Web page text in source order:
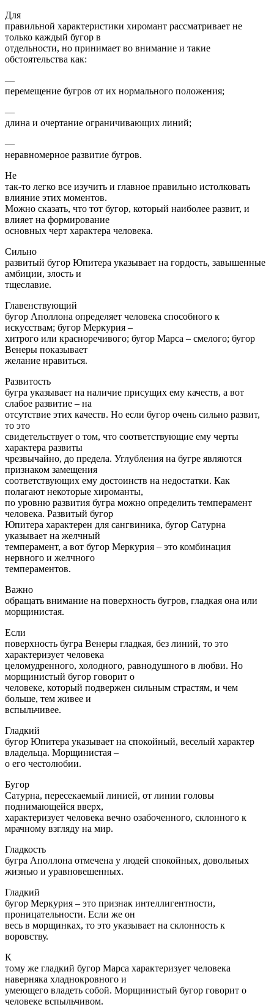
Для
правильной характеристики хиромант рассматривает не
только каждый бугор в
отдельности, но принимает во внимание и такие
обстоятельства как:
—
перемещение бугров от их нормального положения;
—
длина и очертание ограничивающих линий;
—
неравномерное развитие бугров.
Не
так-то легко все изучить и главное правильно истолковать
влияние этих моментов.
Можно сказать, что тот бугор, который наиболее развит, и
влияет на формирование
основных черт характера человека.
Сильно
развитый бугор Юпитера указывает на гордость, завышенные
амбиции, злость и
тщеславие.
Главенствующий
бугор Аполлона определяет человека способного к
искусствам; бугор Меркурия –
хитрого или красноречивого; бугор Марса – смелого; бугор
Венеры показывает
желание нравиться.
Развитость
бугра указывает на наличие присущих ему качеств, а вот
слабое развитие – на
отсутствие этих качеств. Но если бугор очень сильно развит,
то это
свидетельствует о том, что соответствующие ему черты
характера развиты
чрезвычайно, до предела. Углубления на бугре являются
признаком замещения
соответствующих ему достоинств на недостатки. Как
полагают некоторые хироманты,
по уровню развития бугра можно определить темперамент
человека. Развитый бугор
Юпитера характерен для сангвиника, бугор Сатурна
указывает на желчный
темперамент, а вот бугор Меркурия – это комбинация
нервного и желчного
темпераментов.
Важно
обращать внимание на поверхность бугров, гладкая она или
морщинистая.
Если
поверхность бугра Венеры гладкая, без линий, то это
характеризует человека
целомудренного, холодного, равнодушного в любви. Но
морщинистый бугор говорит о
человеке, который подвержен сильным страстям, и чем
больше, тем живее и
вспыльчивее.
Гладкий
бугор Юпитера указывает на спокойный, веселый характер
владельца. Морщинистая –
о его честолюбии.
Бугор
Сатурна, пересекаемый линией, от линии головы
поднимающейся вверх,
характеризует человека вечно озабоченного, склонного к
мрачному взгляду на мир.
Гладкость
бугра Аполлона отмечена у людей спокойных, довольных
жизнью и уравновешенных.
Гладкий
бугор Меркурия – это признак интеллигентности,
проницательности. Если же он
весь в морщинках, то это указывает на склонность к
воровству.
К
тому же гладкий бугор Марса характеризует человека
наверняка хладнокровного и
умеющего владеть собой. Морщинистый бугор говорит о
человеке вспыльчивом.